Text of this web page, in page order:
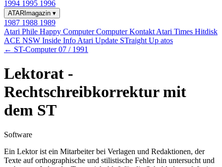
1994 1995 1996
ATARImagazin ▾
1987 1988 1989
Atari Phile Happy ComputerComputer Kontakt Atari Times Hitdisk
ACE NSW Inside Info Atari Update STraight Up atos
← ST-Computer 07 / 1991
Lektorat -
Rechtschreibkorrektur mit
dem ST
Software
Ein Lektor ist ein Mitarbeiter bei Verlagen und Redaktionen, der
Texte auf orthographische und stilistische Fehler hin untersucht und